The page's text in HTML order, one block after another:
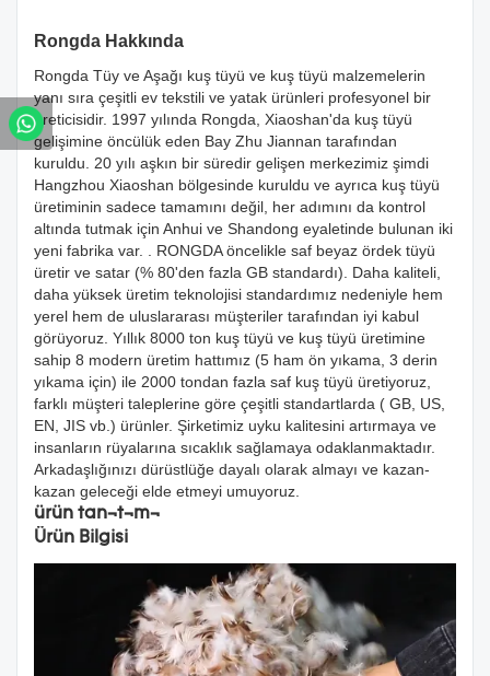
Rongda Hakkında
Rongda Tüy ve Aşağı kuş tüyü ve kuş tüyü malzemelerin
yanı sıra çeşitli ev tekstili ve yatak ürünleri profesyonel bir
üreticisidir. 1997 yılında Rongda, Xiaoshan'da kuş tüyü
gelişimine öncülük eden Bay Zhu Jiannan tarafından
kuruldu. 20 yılı aşkın bir süredir gelişen merkezimiz şimdi
Hangzhou Xiaoshan bölgesinde kuruldu ve ayrıca kuş tüyü
üretiminin sadece tamamını değil, her adımını da kontrol
altında tutmak için Anhui ve Shandong eyaletinde bulunan iki
yeni fabrika var. . RONGDA öncelikle saf beyaz ördek tüyü
üretir ve satar (% 80'den fazla GB standardı). Daha kaliteli,
daha yüksek üretim teknolojisi standardımız nedeniyle hem
yerel hem de uluslararası müşteriler tarafından iyi kabul
görüyoruz. Yıllık 8000 ton kuş tüyü ve kuş tüyü üretimine
sahip 8 modern üretim hattımız (5 ham ön yıkama, 3 derin
yıkama için) ile 2000 tondan fazla saf kuş tüyü üretiyoruz,
farklı müşteri taleplerine göre çeşitli standartlarda ( GB, US,
EN, JIS vb.) ürünler. Şirketimiz uyku kalitesini artırmaya ve
insanların rüyalarına sıcaklık sağlamaya odaklanmaktadır.
Arkadaşlığınızı dürüstlüğe dayalı olarak almayı ve kazan-
kazan geleceği elde etmeyi umuyoruz.
ürün tanıtımı
Ürün Bilgisi